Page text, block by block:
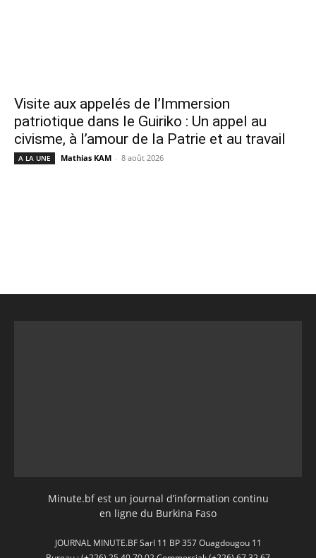
Visite aux appelés de l’Immersion
patriotique dans le Guiriko : Un appel au
civisme, à l’amour de la Patrie et au travail
A LA UNE Mathias KAM - 8 août 2026
Minute.bf est un journal d’information continu
en ligne du Burkina Faso
JOURNAL MINUTE.BF Sarl 11 BP 357 Ouagdougou 11